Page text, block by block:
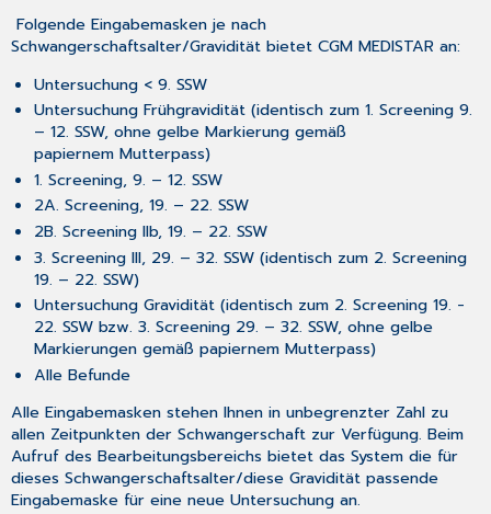
Folgende Eingabemasken je nach
Schwangerschaftsalter/Gravidität bietet CGM MEDISTAR an:
Untersuchung < 9. SSW
Untersuchung Frühgravidität (identisch zum 1. Screening 9.
– 12. SSW, ohne gelbe Markierung gemäß
papiernem Mutterpass)
1. Screening, 9. – 12. SSW
2A. Screening, 19. – 22. SSW
2B. Screening IIb, 19. – 22. SSW
3. Screening III, 29. – 32. SSW (identisch zum 2. Screening
19. – 22. SSW)
Untersuchung Gravidität (identisch zum 2. Screening 19. -
22. SSW bzw. 3. Screening 29. – 32. SSW, ohne gelbe
Markierungen gemäß papiernem Mutterpass)
Alle Befunde
Alle Eingabemasken stehen Ihnen in unbegrenzter Zahl zu
allen Zeitpunkten der Schwangerschaft zur Verfügung. Beim
Aufruf des Bearbeitungsbereichs bietet das System die für
dieses Schwangerschaftsalter/diese Gravidität passende
Eingabemaske für eine neue Untersuchung an.